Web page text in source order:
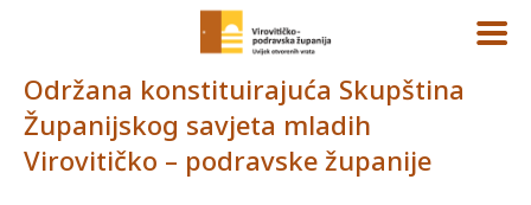
Održana konstituirajuća Skupština
Županijskog savjeta mladih
Virovitičko – podravske županije